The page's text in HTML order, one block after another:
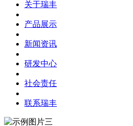
关于瑞丰
产品展示
新闻资讯
研发中心
社会责任
联系瑞丰